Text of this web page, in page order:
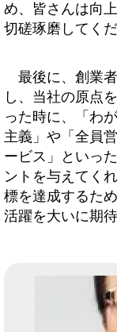
め、皆さんは向
切磋琢磨してくだ
最後に、創業
し、当社の原点
った時に、「わ
主義」や「全員
ービス」といっ
ントを与えてく
標を達成するた
活躍を大いに期